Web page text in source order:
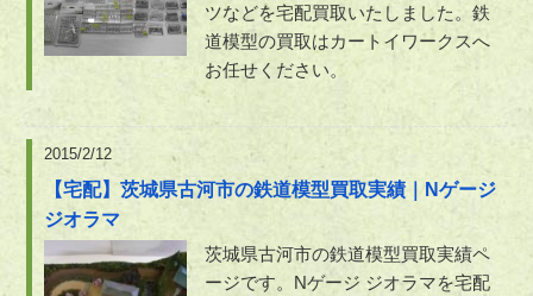
ツなどを宅配買取いたしました。鉄
道模型の買取はカートイワークスへ
お任せください。
2015/2/12
【宅配】茨城県古河市の鉄道模型買取実績｜Nゲージ
ジオラマ
茨城県古河市の鉄道模型買取実績ペ
ージです。Nゲージ ジオラマを宅配